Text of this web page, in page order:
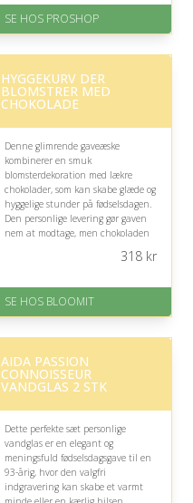
Fremragende Trustpilot rating
SE HOS PROSHOP
HYGGEKURV DER
BLOMSTRER MED
CHOKOLADE
Denne glimrende gaveæske
kombinerer en smuk
blomsterdekoration med lækre
chokolader, som kan skabe glæde og
hyggelige stunder på fødselsdagen.
Den personlige levering gør gaven
nem at modtage, men chokoladen
særlige kosthensyn eller nedsat
På lager
Levering: samme dag eller efter
aftale
på 4.4 ud af 5
318kr
SE HOS BLOOMIT
AIDA PASSION
CONNOISSEUR
VANDGLAS 2 STK
Dette perfekte sæt personlige
vandglas er en elegant og
meningsfuld fødselsdagsgave til en
93-årig, hvor den valgfri
indgravering kan skabe et varmt